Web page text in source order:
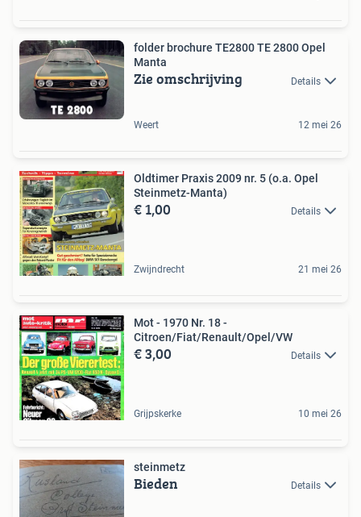
folder brochure TE2800 TE 2800 Opel
Manta
Zie omschrijving Details
Weert 12 mei 26
Oldtimer Praxis 2009 nr. 5 (o.a. Opel
Steinmetz-Manta)
€ 1,00 Details
Zwijndrecht 21 mei 26
Mot - 1970 Nr. 18 -
Citroen/Fiat/Renault/Opel/VW
€ 3,00 Details
Grijpskerke 10 mei 26
steinmetz
Bieden Details